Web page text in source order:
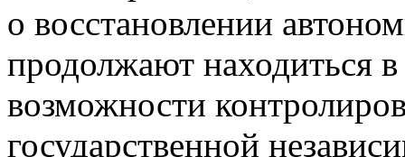
о восстановлении
продолжают находиться
возможности
государственной